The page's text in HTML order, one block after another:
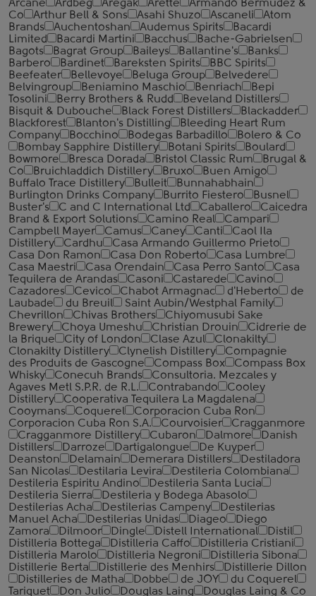
Arcane Ardbeg Aregak Arette
Armando Bermudez &
Co
Arthur Bell & Sons Asahi Shuzo Ascaneli
Atom
Brands
Auchentoshan Audemus Spirits
Bacardi
Limited
Bacardi Martini Bacchus
Bache-Gabrielsen
Bagots
Bagrat Group Baileys Ballantine's
Banks
Barbero
Bardinet Bareksten Spirits
BBC Spirits
Beefeater
Bellevoye Beluga Group
Belvedere
Belvingroup
Beniamino Maschio Benriach
Bepi
Tosolini
Berry Brothers & Rudd
Beveland Distillers
Bisquit & Dubouche
Black Forest Distillers
Blackadder
Blackforest
Blanton's Distilling
Bleeding Heart Rum
Company
Bocchino Bodegas Barbadillo
Bolero & Co
Bombay Sapphire Distillery
Botani Spirits
Boulard
Bowmore
Bresca Dorada Bristol Classic Rum
Brugal &
Co
Bruichladdich Distillery Bruxo
Buen Amigo
Buffalo Trace Distillery
Bulleit
Bunnahabhain
Burlington Drinks Company
Burrito Fiestero
Busnel
Buster's
C and C International Ltd Caballero
Caicedra
Brand & Export Solutions
Camino Real
Campari
Campbell Mayer
Camus Caney Canti
Caol Ila
Distillery
Cardhu
Casa Armando Guillermo Prieto
Casa Don Ramon
Casa Don Roberto
Casa Lumbre
Casa Maestri
Casa Orendain Casa Perro Santo
Casa
Tequilera de Arandas
Casoni Castarede
Cavino
Cazadores
Cevico Chabot Armagnac d'Heberto
de
Laubade
du Breuil
Saint Aubin/Westphal Family
Chevrillon
Chivas Brothers
Chiyomusubi Sake
Brewery
Choya Umeshu Christian Drouin
Cidrerie de
la Brique
City of London Clase Azul
Clonakilty
Clonakilty Distillery
Clynelish Distillery
Compagnie
des Produits de Gascogne
Compass Box
Compass Box
Whisky
Conecuh Brands
Consultoria. Mezcales y
Agaves Metl S.P.R. de R.L.
Contrabando
Cooley
Distillery
Cooperativa Tequilera La Magdalena
Cooymans
Coquerel
Corporacion Cuba Ron
Corporacion Cuba Ron S.A.
Courvoisier
Cragganmore
Cragganmore Distillery
Cubaron Dalmore
Danish
Distillers
Darroze Dartigalongue
De Kuyper
Deanston
Delamain Demerara Distillers
Destiladora
San Nicolas
Destilaria Levira
Destileria Colombiana
Destileria Espiritu Andino
Destileria Santa Lucia
Destileria Sierra
Destileria y Bodega Abasolo
Destilerias Acha
Destilerias Campeny
Destilerias
Manuel Acha
Destilerias Unidas Diageo
Diego
Zamora
Dilmoor Dingle Distell International
Distil
Distilleria Bottega
Distilleria Caffo
Distilleria Cristiani
Distilleria Marolo
Distilleria Negroni
Distilleria Sibona
Distillerie Berta
Distillerie des Menhirs
Distillerie Dillon
Distilleries de Matha
Dobbe de JOY
du Coquerel
Tariquet
Don Julio Douglas Laing
Douglas Laing & Co